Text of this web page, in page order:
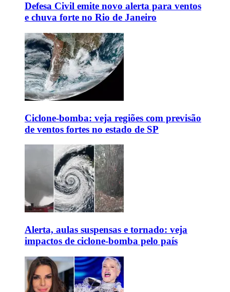
Defesa Civil emite novo alerta para ventos
e chuva forte no Rio de Janeiro
Ciclone-bomba: veja regiões com previsão
de ventos fortes no estado de SP
Alerta, aulas suspensas e tornado: veja
impactos de ciclone-bomba pelo país